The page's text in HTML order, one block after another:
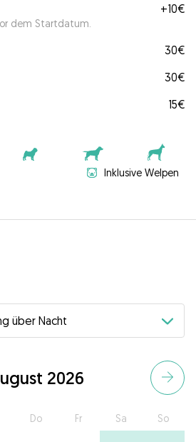
dem Startdatum.
+10€
30€
30€
15€
Inklusive Welpen
2026
Do Fr Sa So